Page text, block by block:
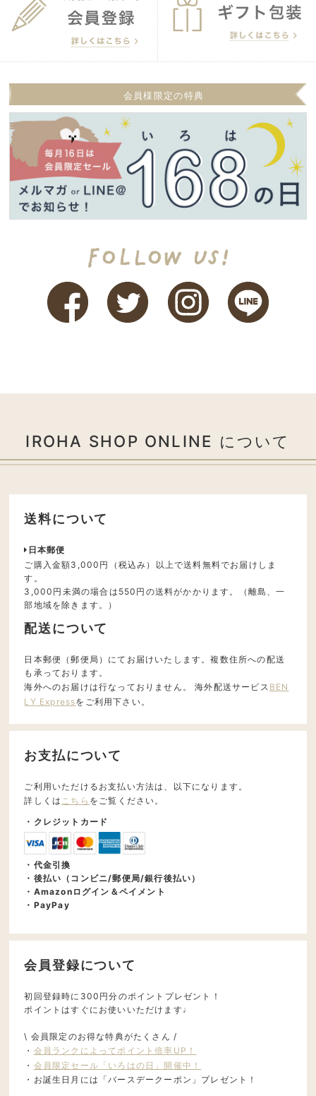
会員様限定の特典
IROHA SHOP ONLINE について
送料について
日本郵便
ご購入金額3,000円（税込み）以上で送料無料でお届けしま
す。
3,000円未満の場合は550円の送料がかかります。（離島、一
部地域を除きます。）
配送について
日本郵便（郵便局）にてお届けいたします。複数住所への配送
も承っております。
海外へのお届けは行なっておりません。 海外配送サービス BEN
LY Expressをご利用下さい。
お支払について
ご利用いただけるお支払い方法は、以下になります。
詳しくは こちら をご覧ください。
・クレジットカード
・代金引換
・後払い（コンビニ/郵便局/銀行後払い）
・Amazonログイン＆ペイメント
・PayPay
会員登録について
初回登録時に300円分のポイントプレゼント！
ポイントはすぐにお使いいただけます♩
\ 会員限定のお得な特典がたくさん /
・ 会員ランクによってポイント倍率UP！
・ 会員限定セール「いろはの日」開催中！
・お誕生日月には「バースデークーポン」プレゼント！